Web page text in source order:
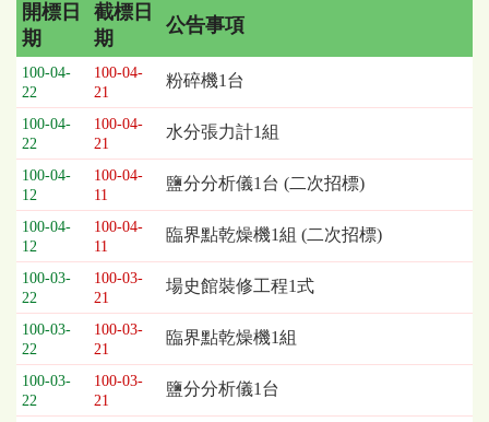
招
標
採
購
列
表，
欄
位
依
序
為：
開
標
日
期、
截
開標日
期
截標日
期
公告事項
100-04-
22
100-04-
21
粉碎機1台
100-04-
22
100-04-
21
水分張力計1組
100-04-
12
100-04-
11
鹽分分析儀1台 (二次招標)
100-04-
12
100-04-
11
臨界點乾燥機1組 (二次招標)
100-03-
22
100-03-
21
場史館裝修工程1式
100-03-
22
100-03-
21
臨界點乾燥機1組
100-03-
22
100-03-
21
鹽分分析儀1台